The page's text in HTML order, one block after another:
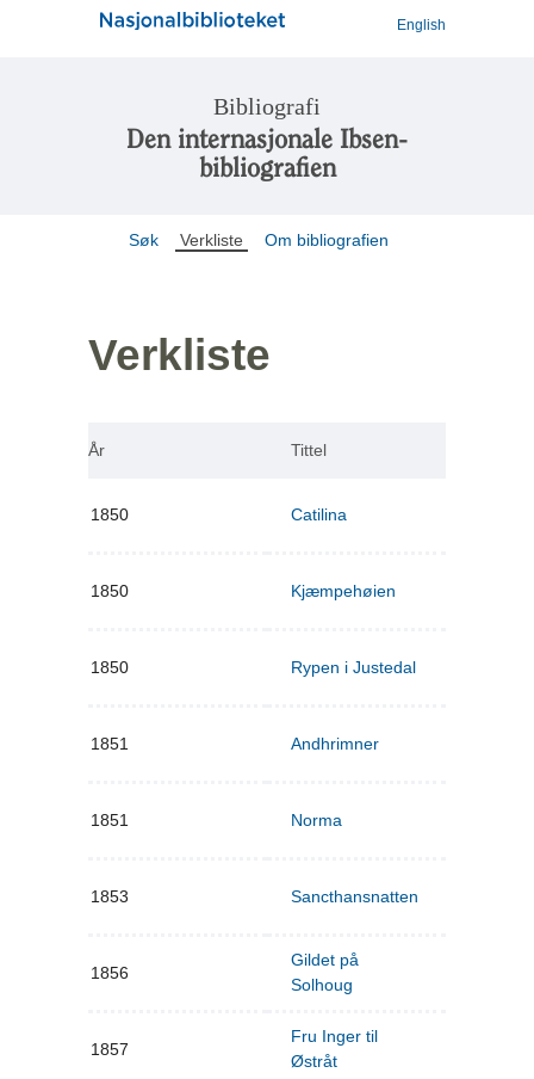
English
Bibliografi
Den internasjonale Ibsen-
bibliografien
Søk Verkliste Om bibliografien
Verkliste
År Tittel
1850 Catilina
1850 Kjæmpehøien
1850 Rypen i Justedal
1851 Andhrimner
1851 Norma
1853 Sancthansnatten
1856
Gildet på
Solhoug
1857
Fru Inger til
Østråt